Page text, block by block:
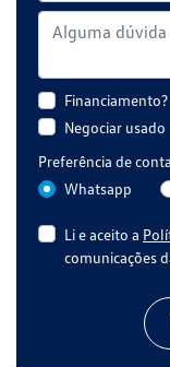
Financiamento?
Negociar usado
Preferência de
Whatsapp
Li e aceito a
comunicações